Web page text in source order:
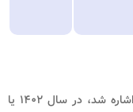
کشورهایی که در این بخش به آن ها اشاره شد، در سال ۱۴۰۲ یا